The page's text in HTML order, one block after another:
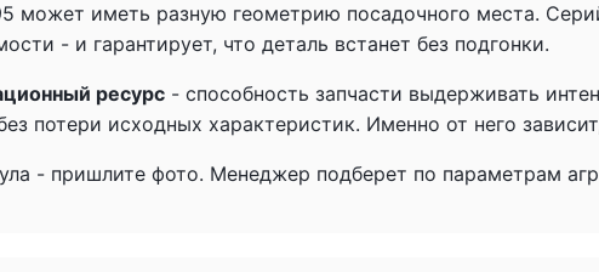
может иметь разную геометрию посадочного места.
- и гарантирует, что деталь встанет без подгонки.
ресурс - способность запчасти выдерживать
потери исходных характеристик. Именно от него
- пришлите фото. Менеджер подберет по параметрам